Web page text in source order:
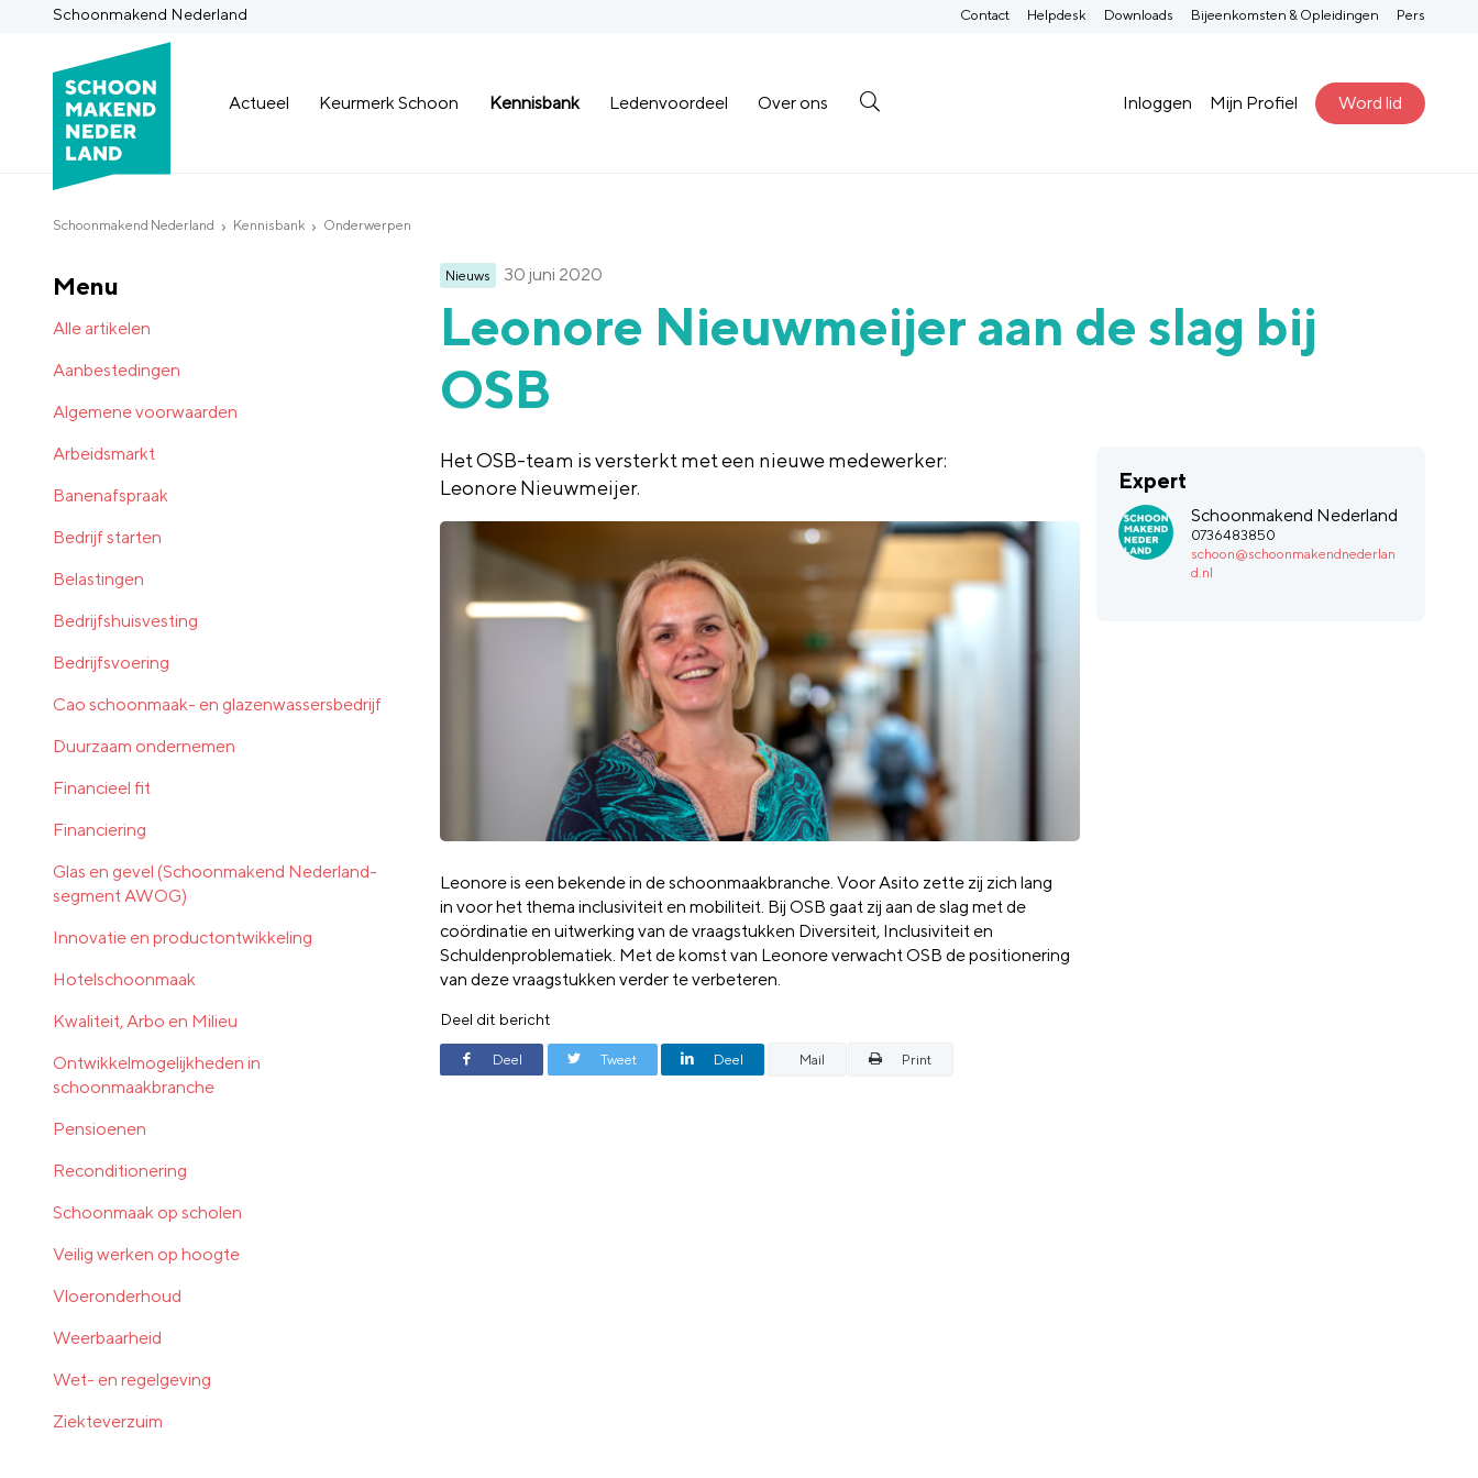
Schoonmakend Nederland
Actueel Keurmerk Schoon Kennisbank Ledenvoordeel Over ons Inloggen Mijn Profiel Word lid
Contact Helpdesk Downloads Bijeenkomsten & Opleidingen Pers
Schoonmakend Nederland Kennisbank Onderwerpen
Nieuws 30 juni 2020
Leonore Nieuwmeijer aan de slag bij
OSB
Het OSB-team is versterkt met een nieuwe medewerker:
LeonoreNieuwmeijer. Expert
Schoonmakend Nederland
0736483850
schoon@schoonmakendnederlan
d.nl
Leonoreis een bekende in de schoonmaakbranche. VoorAsito zette zij zich lang
in voorhet thema inclusiviteiten mobiliteit. Bij OSB gaat zij aan de slag metde
coördinatie en uitwerking van de vraagstukken Diversiteit, Inclusiviteiten
Schuldenproblematiek. Met de komst van Leonoreverwacht OSB de positionering
van deze vraagstukken verder te verbeteren.
Deel dit bericht
Deel Tweet Deel Mail Print
Menu
Alle artikelen
Aanbestedingen
Algemene voorwaarden
Arbeidsmarkt
Banenafspraak
Bedrijf starten
Belastingen
Bedrijfshuisvesting
Bedrijfsvoering
Cao schoonmaak- en glazenwassersbedrijf
Duurzaam ondernemen
Financieel fit
Financiering
Glas en gevel (Schoonmakend Nederland-
segment AWOG)
Innovatie en productontwikkeling
Hotelschoonmaak
Kwaliteit, Arbo en Milieu
Ontwikkelmogelijkheden in
schoonmaakbranche
Pensioenen
Reconditionering
Schoonmaak op scholen
Veilig werken op hoogte
Vloeronderhoud
Weerbaarheid
Wet- en regelgeving
Ziekteverzuim